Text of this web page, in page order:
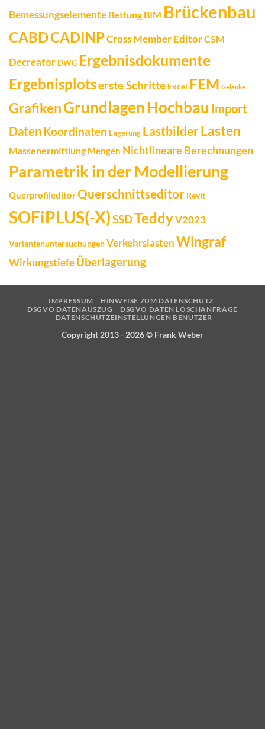
Bemessungselemente Bettung BIM Brückenbau
CABDCADINPCross Member EditorCSM
Decreator DWG Ergebnisdokumente
Ergebnisplotserste Schritte Excel FEM Gelenke
GrafikenGrundlagenHochbau Import
DatenKoordinaten Lagerung LastbilderLasten
Massenermittlung Mengen Nichtlineare Berechnungen
Parametrik in der Modellierung
QuerprofileditorQuerschnittseditor Revit
SOFiPLUS(-X)SSDTeddyV2023
VariantenuntersuchungenVerkehrslastenWingraf
WirkungstiefeÜberlagerung
IMPRESSUM
HINWEISE ZUM DATENSCHUTZ
DSGVO DATENAUSZUG
DSGVO DATEN LÖSCHANFRAGE
DATENSCHUTZEINSTELLUNGEN BENUTZER
Copyright 2013 - 2026 © Frank Weber